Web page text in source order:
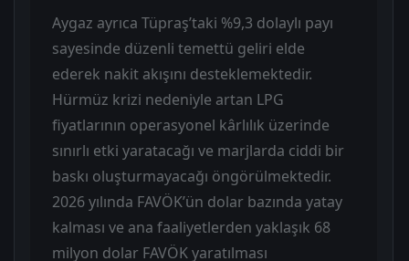
Aygaz ayrıca Tüpraş’taki %9,3 dolaylı payı
sayesinde düzenli temettü geliri elde
ederek nakit akışını desteklemektedir.
Hürmüz krizi nedeniyle artan LPG
fiyatlarının operasyonel kârlılık üzerinde
sınırlı etki yaratacağı ve marjlarda ciddi bir
baskı oluşturmayacağı öngörülmektedir.
2026 yılında FAVÖK’ün dolar bazında yatay
kalması ve ana faaliyetlerden yaklaşık 68
milyon dolar FAVÖK yaratılması